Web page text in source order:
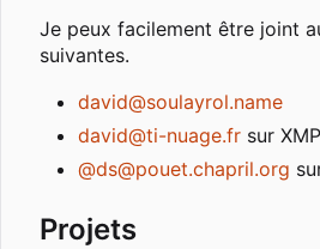
Je peux facilement être joint
suivantes.
david@soulayrol.name
david@ti-nuage.fr sur
@ds@pouet.chapril.org
Projets